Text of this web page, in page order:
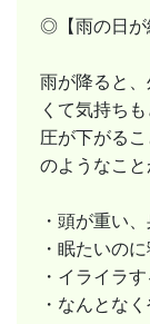
◎【雨の日が
雨が降ると
くて気持ち
圧が下がる
のようなこと
・頭が重い
・眠たいの
・イライラ
・なんとな